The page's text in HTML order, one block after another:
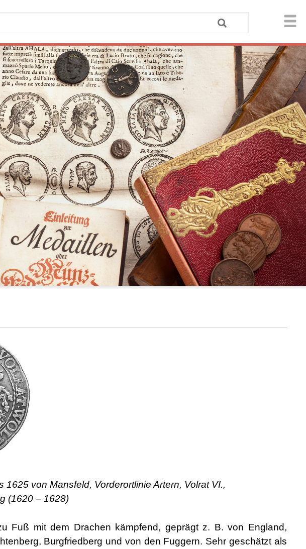
von Mansfeld, Vorderortlinie Artern, Volrat VI.,
(1620 – 1628)
Fuß mit dem Drachen kämpfend, geprägt z. B. von England,
Burgfriedberg und von den Fuggern. Sehr geschätzt als